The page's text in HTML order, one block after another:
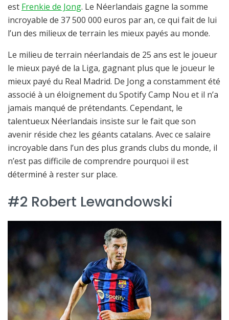
est Frenkie de Jong. Le Néerlandais gagne la somme
incroyable de 37 500 000 euros par an, ce qui fait de lui
l’un des milieux de terrain les mieux payés au monde.
Le milieu de terrain néerlandais de 25 ans est le joueur
le mieux payé de la Liga, gagnant plus que le joueur le
mieux payé du Real Madrid. De Jong a constamment été
associé à un éloignement du Spotify Camp Nou et il n’a
jamais manqué de prétendants. Cependant, le
talentueux Néerlandais insiste sur le fait que son
avenir réside chez les géants catalans. Avec ce salaire
incroyable dans l’un des plus grands clubs du monde, il
n’est pas difficile de comprendre pourquoi il est
déterminé à rester sur place.
#2 Robert Lewandowski